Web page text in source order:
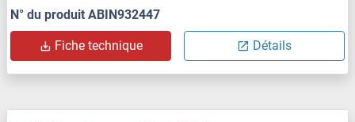
N° du produit ABIN932447
Fiche technique Détails